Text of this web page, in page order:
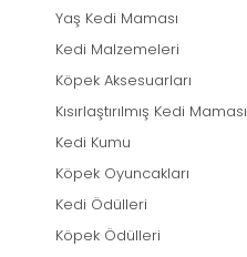
Yaş Kedi Maması
Kedi Malzemeleri
Köpek Aksesuarları
Kısırlaştırılmış Kedi Maması
Kedi Kumu
Köpek Oyuncakları
Kedi Ödülleri
Köpek Ödülleri